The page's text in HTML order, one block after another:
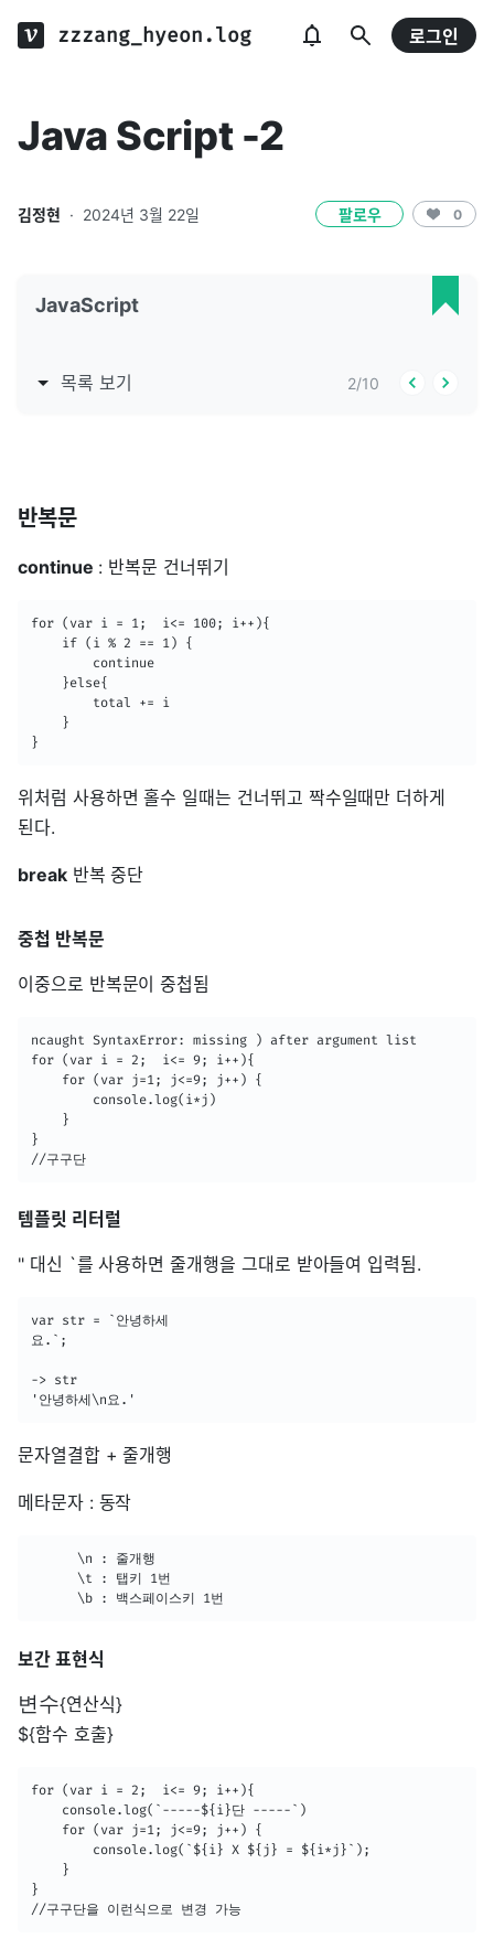
zzzang_hyeon.log 로그인
Java Script -2
김정현 · 2024년 3월 22일 팔로우 0
JavaScript
목록 보기 2/10
반복문
continue : 반복문 건너뛰기
for (var i = 1;  i<= 100; i++){
    if (i % 2 == 1) {
        continue
    }else{
        total += i
    }
}
위처럼 사용하면 홀수 일때는 건너뛰고 짝수일때만 더하게
된다.
break반복 중단
중첩 반복문
이중으로 반복문이 중첩됨
ncaught SyntaxError: missing ) after argument list
for (var i = 2;  i<= 9; i++){
    for (var j=1; j<=9; j++) {
        console.log(i*j)
    }
}
//구구단
템플릿 리터럴
" 대신 `를 사용하면 줄개행을 그대로 받아들여 입력됨.
var str = `안녕하세
요.`;
-> str
'안녕하세\n요.'
문자열결합 + 줄개행
메타문자 : 동작
      \n : 줄개행
      \t : 탭키 1번
      \b : 백스페이스키 1번
보간 표현식
변수{연산식}
${함수 호출}
for (var i = 2;  i<= 9; i++){
    console.log(`-----${i}단 -----`)
    for (var j=1; j<=9; j++) {
        console.log(`${i} X ${j} = ${i*j}`);
    }
}
//구구단을 이런식으로 변경 가능